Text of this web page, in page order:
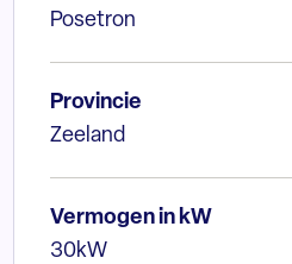
Posetron
Provincie
Zeeland
Vermogen in kW
30kW